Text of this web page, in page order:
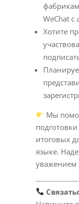
WeChat с
Хотите
Мы
итоговых
языке.
уважением